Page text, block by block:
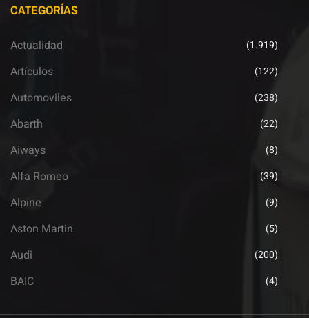
CATEGORÍAS
Actualidad (1.919)
Artículos (122)
Automoviles (238)
Abarth (22)
Aiways (8)
Alfa Romeo (39)
Alpine (9)
Aston Martin (5)
Audi (200)
BAIC (4)